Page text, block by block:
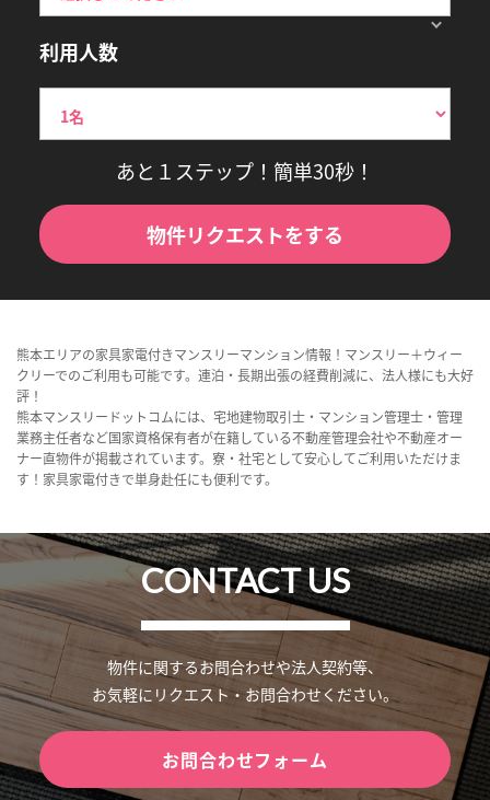
利用人数
あと１ステップ！簡単30秒！
物件リクエストをする
熊本エリアの家具家電付きマンスリーマンション情報！マンスリー＋ウィー
クリーでのご利用も可能です。連泊・長期出張の経費削減に、法人様にも大好
評！
熊本マンスリードットコムには、宅地建物取引士・マンション管理士・管理
業務主任者など国家資格保有者が在籍している不動産管理会社や不動産オー
ナー直物件が掲載されています。寮・社宅として安心してご利用いただけま
す！家具家電付きで単身赴任にも便利です。
CONTACT US
物件に関するお問合わせや法人契約等、
お気軽にリクエスト・お問合わせください。
お問合わせフォーム